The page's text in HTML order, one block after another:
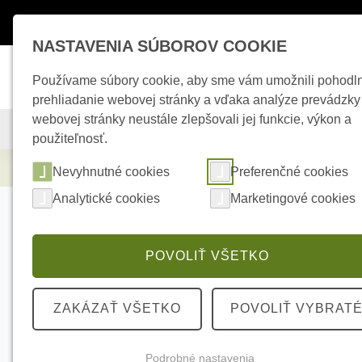
KAMEROVÉ SYSTÉMY ZABEZPEČOVACIE SYSTÉMY
Elektrické kúrenie VT-DC Cable(1ch in
NASTAVENIA SÚBOROV COOKIE
Používame súbory cookie, aby sme vám umožnili
prehliadanie webovej stránky a vďaka analýze prevádzky
webovej stránky neustále zlepšovali jej funkcie, výkon a
použiteľnosť.
Nevyhnutné cookies
Preferenčné cookies
Analytické cookies
Marketingové cookies
POVOLIŤ VŠETKO
ZAKÁZAŤ VŠETKO POVOLIŤ VYBRATÉ
Podrobné nastavenia